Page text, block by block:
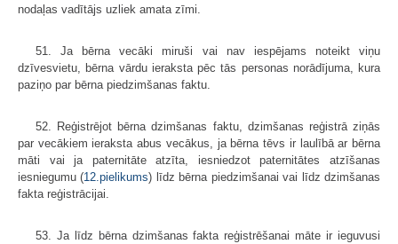
nodaļas vadītājs uzliek amata zīmi.
51. Ja bērna vecāki miruši vai nav iespējams noteikt viņu
dzīvesvietu, bērna vārdu ieraksta pēc tās personas norādījuma, kura
paziņo par bērna piedzimšanas faktu.
52. Reģistrējot bērna dzimšanas faktu, dzimšanas reģistrā ziņās
par vecākiem ieraksta abus vecākus, ja bērna tēvs ir laulībā ar bērna
māti vai ja paternitāte atzīta, iesniedzot paternitātes atzīšanas
iesniegumu (12.pielikums) līdz bērna piedzimšanai vai līdz dzimšanas
fakta reģistrācijai.
53. Ja līdz bērna dzimšanas fakta reģistrēšanai māte ir ieguvusi